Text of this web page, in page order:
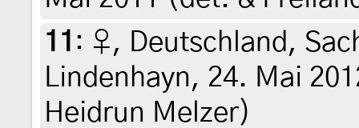
11 : ♀, Deutschland,
Lindenhayn, 24. Mai
Heidrun Melzer)